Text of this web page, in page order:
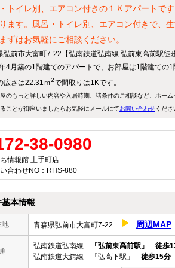
トイレ別、エアコン付きの１Ｋアパートで
ます。風呂・トイレ別、エアコン付きで、
ずはお気軽にご相談ください。
弘前市大富町7-22【弘南鉄道弘南線 弘前東高前駅
4月築の1階建てのアパートで、お部屋は1階建ての1
広さは22.31ｍ2で間取りは1Kです。
のもっと詳しい内容や入居時期、諸条件のご相談など、ホー
ことが御座いましたらお気軽にメールにてお問い合わせくださ
38-0980
情報館 土手町店
合わせNO：RHS-880
本情報
地 青森県弘前市大富町7-22 周辺MAP
弘南鉄道弘南線 「弘前東高前駅」
徒歩
弘南鉄道大鰐線 「弘高下駅」 徒歩15分